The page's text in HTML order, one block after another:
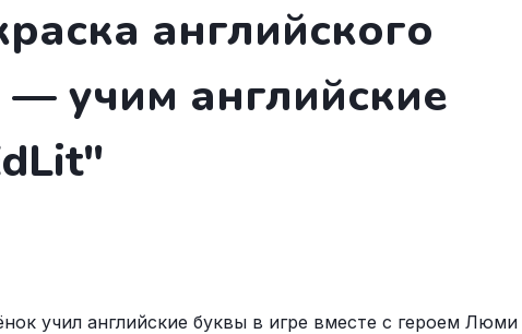
английского
учим английские
учил английские буквы в игре вместе с героем Люми